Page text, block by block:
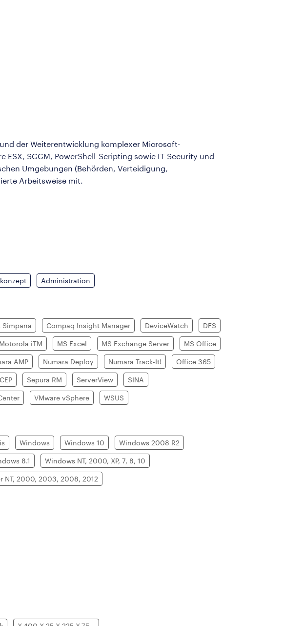
der Weiterentwicklung komplexer Microsoft-
SCCM, PowerShell-Scripting sowie IT-Security und
Umgebungen (Behörden, Verteidigung,
Arbeitsweise mit.
Administration
Simpana Compaq Insight Manager DeviceWatch DFS
Motorola iTM MS Excel MS Exchange Server MS Office
AMP Numara Deploy Numara Track-It! Office 365
Sepura RM ServerView SINA
VMware vSphere WSUS
Windows Windows 10 Windows 2008 R2
8.1 Windows NT, 2000, XP, 7, 8, 10
NT, 2000, 2003, 2008, 2012